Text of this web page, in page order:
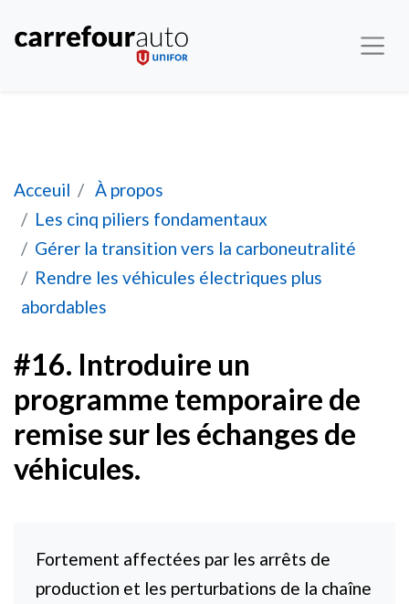
Acceuil
À propos
Les cinq piliers fondamentaux
Gérer la transition vers la carboneutralité
Rendre les véhicules électriques plus
abordables
#16. Introduire un programme temporaire de
#16. Introduire un
programme temporaire de
remise sur les échanges de
véhicules.
Fortement affectées par les arrêts de
production et les perturbations de la chaîne